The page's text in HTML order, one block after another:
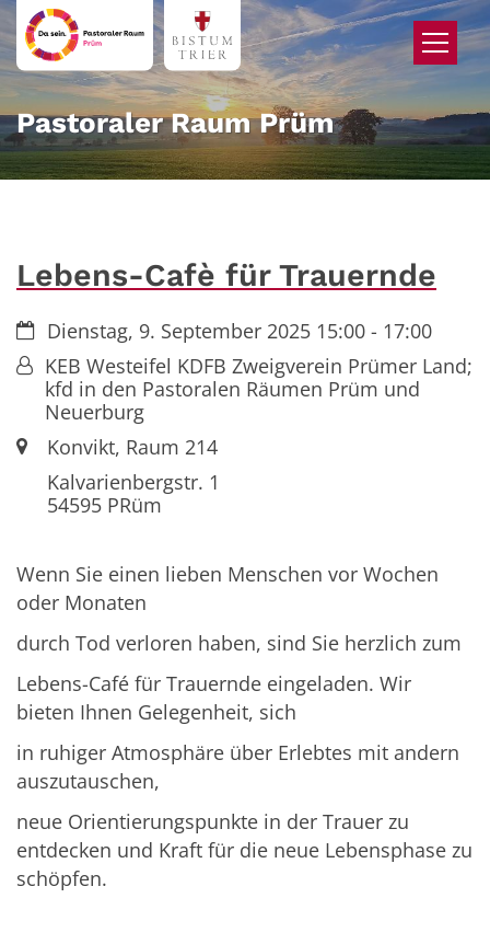
Zum Inhalt springen
Pastoraler Raum Prüm
Lebens-Cafè für Trauernde
Datum:Dienstag, 9. September 2025 15:00 - 17:00
Von:KEB Westeifel KDFB Zweigverein Prümer Land;
kfd in den Pastoralen Räumen Prüm und
Neuerburg
Ort:Konvikt, Raum 214
Kalvarienbergstr. 1
54595PRüm
Wenn Sie einen lieben Menschen vor Wochen
oder Monaten
durch Tod verloren haben, sind Sie herzlich zum
Lebens-Café für Trauernde eingeladen. Wir
bieten Ihnen Gelegenheit, sich
in ruhiger Atmosphäre über Erlebtes mit andern
auszutauschen,
neue Orientierungspunkte in der Trauer zu
entdecken und Kraft für die neue Lebensphase zu
schöpfen.